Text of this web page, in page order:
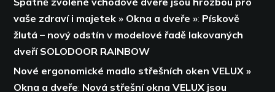
vaše zdraví i majetek » Okna a dveře »: Pískově
žlutá – nový odstín v modelové řadě lakovaných
dveří SOLODOOR RAINBOW
Nové ergonomické madlo střešních oken VELUX »
Okna a dveře: Nová střešní okna VELUX jsou